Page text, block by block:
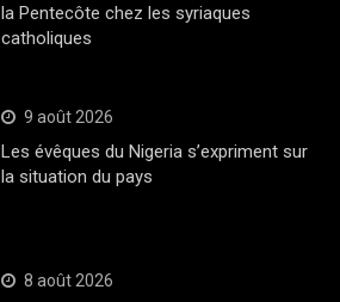
la Pentecôte chez les syriaques
catholiques
9 août 2026
Les évêques du Nigeria s’expriment sur
la situation du pays
8 août 2026